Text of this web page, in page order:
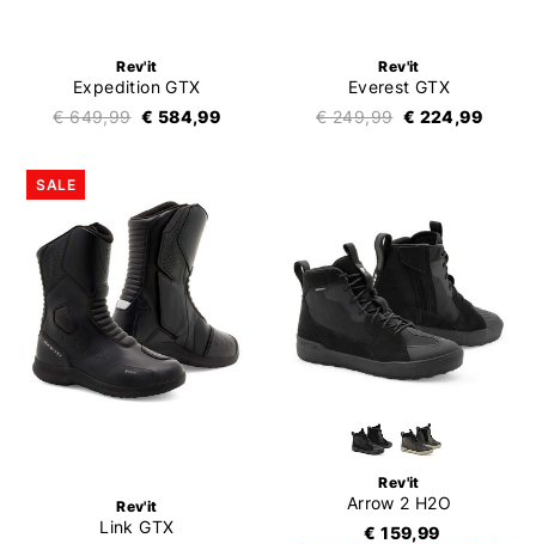
Rev'it
Expedition GTX
€ 649,99 € 584,99
Rev'it
Everest GTX
€ 249,99 € 224,99
SALE
Rev'it
Link GTX
Rev'it
Arrow 2 H2O
€ 159,99